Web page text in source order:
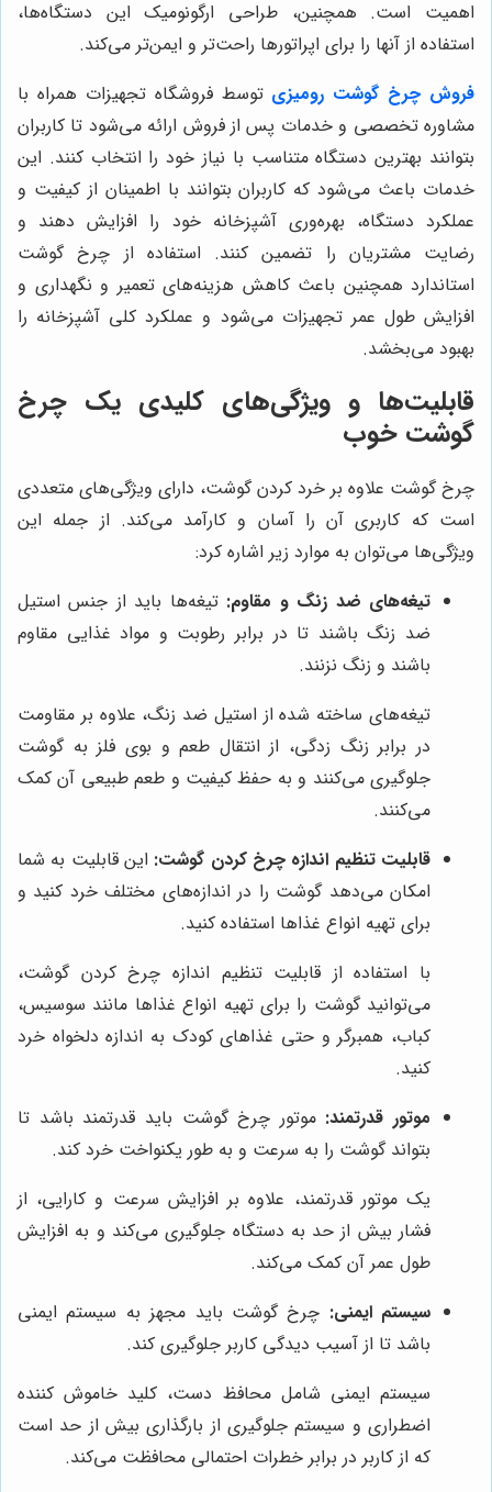
اهمیت است. همچنین، طراحی ارگونومیک این دستگاه‌ها،
استفاده از آنها را برای اپراتورها راحت‌تر و ایمن‌تر می‌کند.
فروش چرخ گوشت رومیزی توسط فروشگاه تجهیزات همراه با
مشاوره تخصصی و خدمات پس از فروش ارائه می‌شود تا کاربران
بتوانند بهترین دستگاه متناسب با نیاز خود را انتخاب کنند. این
خدمات باعث می‌شود که کاربران بتوانند با اطمینان از کیفیت و
عملکرد دستگاه، بهره‌وری آشپزخانه خود را افزایش دهند و
رضایت مشتریان را تضمین کنند. استفاده از چرخ گوشت
استاندارد همچنین باعث کاهش هزینه‌های تعمیر و نگهداری و
افزایش طول عمر تجهیزات می‌شود و عملکرد کلی آشپزخانه را
بهبود می‌بخشد.
قابلیت‌ها و ویژگی‌های کلیدی یک چرخ
گوشت خوب
چرخ گوشت علاوه بر خرد کردن گوشت، دارای ویژگی‌های متعددی
است که کاربری آن را آسان و کارآمد می‌کند. از جمله این
ویژگی‌ها می‌توان به موارد زیر اشاره کرد:
تیغه‌های ضد زنگ و مقاوم: تیغه‌ها باید از جنس استیل
ضد زنگ باشند تا در برابر رطوبت و مواد غذایی مقاوم
باشند و زنگ نزنند.
تیغه‌های ساخته شده از استیل ضد زنگ، علاوه بر مقاومت
در برابر زنگ زدگی، از انتقال طعم و بوی فلز به گوشت
جلوگیری می‌کنند و به حفظ کیفیت و طعم طبیعی آن کمک
می‌کنند.
قابلیت تنظیم اندازه چرخ کردن گوشت: این قابلیت به شما
امکان می‌دهد گوشت را در اندازه‌های مختلف خرد کنید و
برای تهیه انواع غذاها استفاده کنید.
با استفاده از قابلیت تنظیم اندازه چرخ کردن گوشت،
می‌توانید گوشت را برای تهیه انواع غذاها مانند سوسیس،
کباب، همبرگر و حتی غذاهای کودک به اندازه دلخواه خرد
کنید.
موتور قدرتمند: موتور چرخ گوشت باید قدرتمند باشد تا
بتواند گوشت را به سرعت و به طور یکنواخت خرد کند.
یک موتور قدرتمند، علاوه بر افزایش سرعت و کارایی، از
فشار بیش از حد به دستگاه جلوگیری می‌کند و به افزایش
طول عمر آن کمک می‌کند.
سیستم ایمنی: چرخ گوشت باید مجهز به سیستم ایمنی
باشد تا از آسیب دیدگی کاربر جلوگیری کند.
سیستم ایمنی شامل محافظ دست، کلید خاموش کننده
اضطراری و سیستم جلوگیری از بارگذاری بیش از حد است
که از کاربر در برابر خطرات احتمالی محافظت می‌کند.